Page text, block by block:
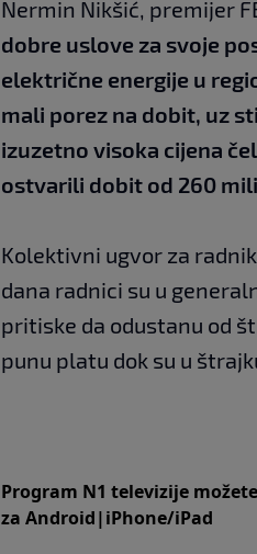
Nermin Nikšić, premijer
dobre uslove za svoje
električne energije u
mali porez na dobit, uz
izuzetno visoka cijena
ostvarili dobit od 260
Kolektivni ugvor za
dana radnici su u
pritiske da odustanu od
punu platu dok su u
Program N1 televizije
za Android|iPhone/iPad